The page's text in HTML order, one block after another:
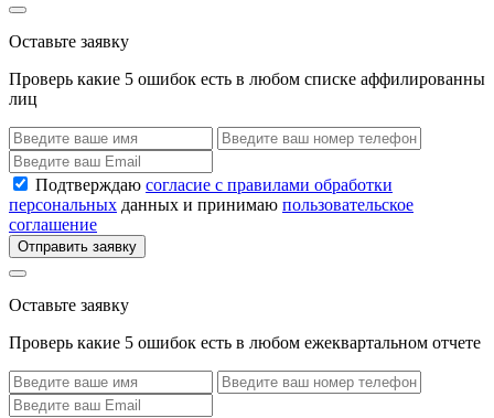
Оставьте заявку
Проверь какие 5 ошибок есть в любом списке аффилированны
лиц
Подтверждаю согласие с правилами обработки
персональных данных и принимаю пользовательское
соглашение
Отправить заявку
Оставьте заявку
Проверь какие 5 ошибок есть в любом ежеквартальном отчете